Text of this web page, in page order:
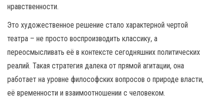
нравственности.
Это художественное решение стало характерной чертой
театра – не просто воспроизводить классику, а
переосмысливать её в контексте сегодняшних политических
реалий. Такая стратегия далека от прямой агитации, она
работает на уровне философских вопросов о природе власти,
её временности и взаимоотношении с человеком.